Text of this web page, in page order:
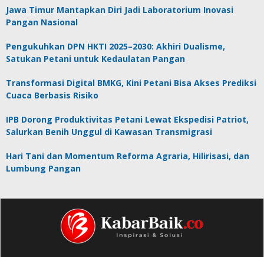
Jawa Timur Mantapkan Diri Jadi Laboratorium Inovasi
Pangan Nasional
Pengukuhkan DPN HKTI 2025–2030: Akhiri Dualisme,
Satukan Petani untuk Kedaulatan Pangan
Transformasi Digital BMKG, Kini Petani Bisa Akses Prediksi
Cuaca Berbasis Risiko
IPB Dorong Produktivitas Petani Lewat Ekspedisi Patriot,
Salurkan Benih Unggul di Kawasan Transmigrasi
Hari Tani dan Momentum Reforma Agraria, Hilirisasi, dan
Lumbung Pangan